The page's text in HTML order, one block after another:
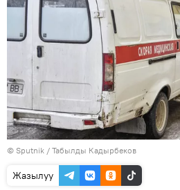
© Sputnik / Табылды Кадырбеков
Жазылуу